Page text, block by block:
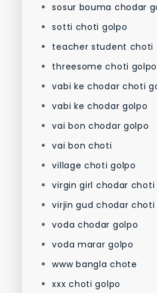
sosur bouma chodar
sotti choti golpo
teacher student choti
threesome choti golpo
vabi ke chodar choti
vabi ke chodar golpo
vai bon chodar golpo
vai bon choti
village choti golpo
virgin girl chodar choti
virjin gud chodar choti
voda chodar golpo
voda marar golpo
www bangla chote
xxx choti golpo